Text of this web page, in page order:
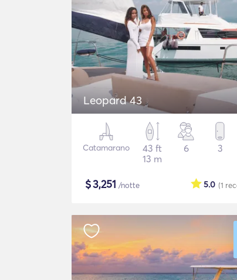
Leopard 43
Catamarano
43 ft
13 m
6 3
$3,251 /notte (1
5.0